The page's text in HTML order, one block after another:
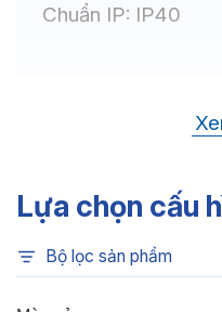
Chuẩn IP: IP40
Nhiệt độ màu:
3000K, 3CCT
Chỉ số hoàn màu:
Lựa chọn cấu
Bộ lọc sản phẩm